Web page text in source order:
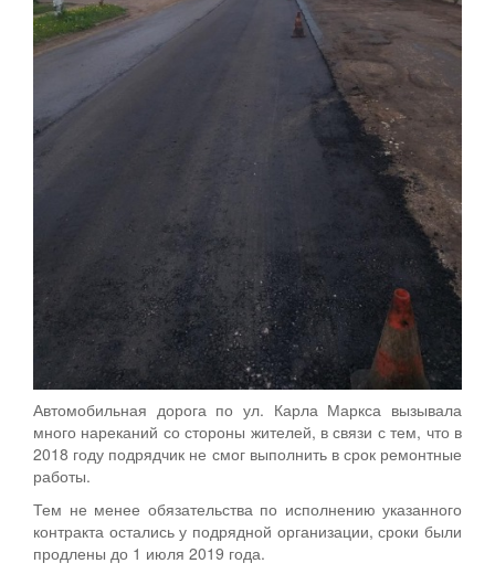
Автомобильная дорога по ул. Карла Маркса вызывала
много нареканий со стороны жителей, в связи с тем, что в
2018 году подрядчик не смог выполнить в срок ремонтные
работы.
Тем не менее обязательства по исполнению указанного
контракта остались у подрядной организации, сроки были
продлены до 1 июля 2019 года.